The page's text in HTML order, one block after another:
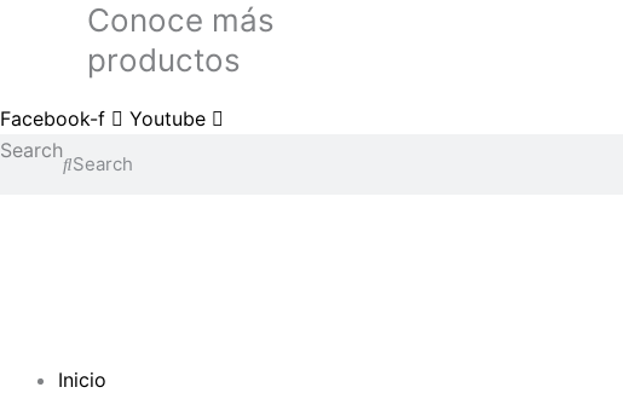
Conoce más
productos
Facebook-f
Youtube
Search
Search
Inicio